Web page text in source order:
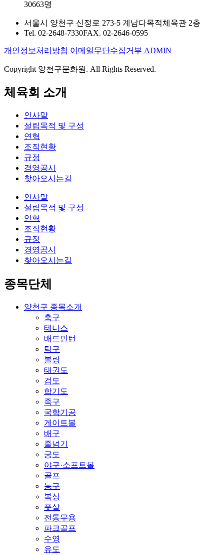
30663명
서울시 양천구 신정로 273-5 계남다목적체육관 2층
Tel. 02-2648-7330FAX. 02-2646-0595
개인정보처리방침 이메일무단수집거부 ADMIN
Copyright 양천구문화원. All Rights Reserved.
체육회 소개
인사말
설립목적 및 구성
연혁
조직현황
규정
경영공시
찾아오시는길
인사말
설립목적 및 구성
연혁
조직현황
규정
경영공시
찾아오시는길
종목단체
양천구 종목소개
축구
테니스
배드민턴
탁구
볼링
태권도
검도
합기도
족구
국학기공
게이트볼
배구
줄넘기
궁도
야구·소프트볼
골프
농구
복싱
풋살
전통무용
파크골프
수영
유도